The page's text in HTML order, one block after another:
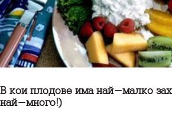
В кои плодове има най-малко
най-много!)